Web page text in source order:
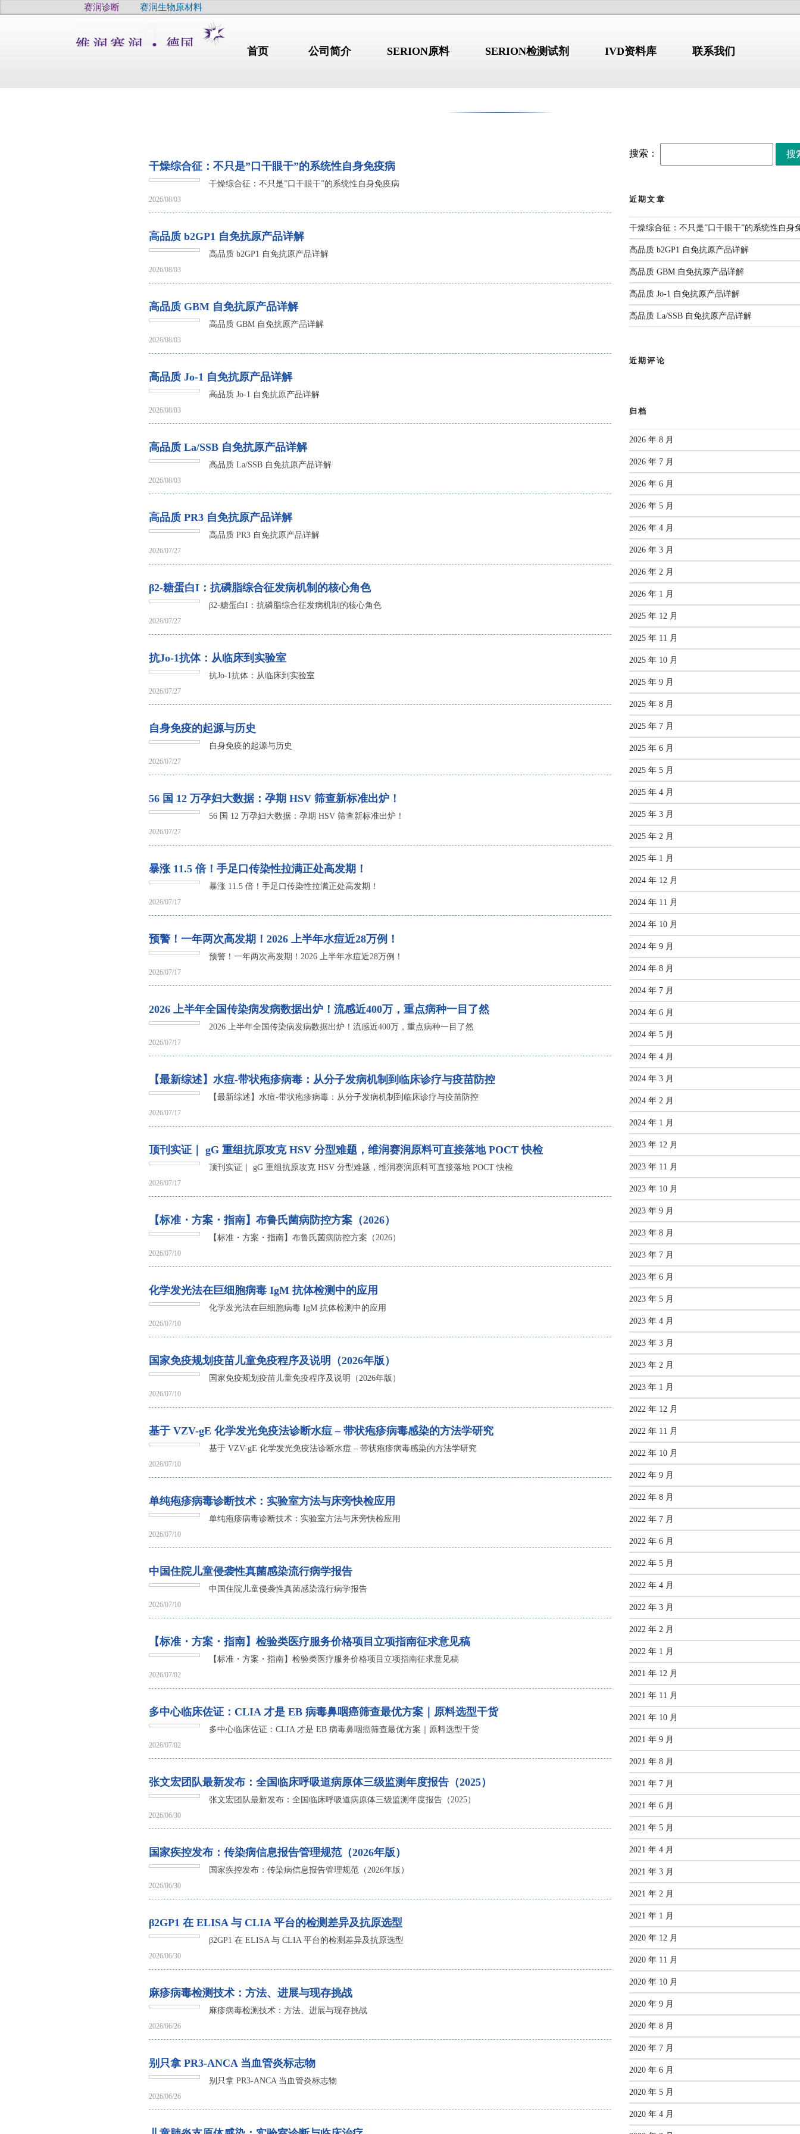
赛润诊断 赛润生物原材料
首页 公司简介
公司简介
始于1978年，
是全球著名的诊断原料生产商。总部设于德国维尔茨堡，拥有
DIN EN ISO 13485认证及P3生物安全实验室。四十余载匠心耕
耘，我们在天然抗原、重组抗原、人源化单抗等领域构建了丰富
SERION原料 SERION检测试剂 IVD资料库
高品质 GBM 自免抗原产品详解
高品质 Jo-1 自免抗原产品详解
/STANDARD
【标准・方案・指南】布
（2026）
【标准・方案・指南】检
验类医疗服务价格项目立
项指南征求意见稿
张文宏团队最新发布：全
国临床呼吸道病原体三级
监测年度报告（2025）
2026.06.30
国家疾控发布：传染病信息报告
管理规范（2026年版）
前沿综述：呼吸道病原体
感染与检测：现状、挑战
联系我们
干燥综合征：不只是”口干眼干”的系统性自身免疫病
干燥综合征：不只是”口干眼干”的系统性自身免疫病
2026/08/03
高品质 b2GP1 自免抗原产品详解
高品质 b2GP1 自免抗原产品详解
2026/08/03
高品质 GBM 自免抗原产品详解
高品质 GBM 自免抗原产品详解
2026/08/03
高品质 Jo-1 自免抗原产品详解
高品质 Jo-1 自免抗原产品详解
2026/08/03
高品质 La/SSB 自免抗原产品详解
高品质 La/SSB 自免抗原产品详解
2026/08/03
高品质 PR3 自免抗原产品详解
高品质 PR3 自免抗原产品详解
2026/07/27
β2-糖蛋白I：抗磷脂综合征发病机制的核心角色
β2-糖蛋白I：抗磷脂综合征发病机制的核心角色
2026/07/27
抗Jo-1抗体：从临床到实验室
抗Jo-1抗体：从临床到实验室
2026/07/27
自身免疫的起源与历史
自身免疫的起源与历史
2026/07/27
56 国 12 万孕妇大数据：孕期 HSV 筛查新标准出炉！
56 国 12 万孕妇大数据：孕期 HSV 筛查新标准出炉！
2026/07/27
暴涨 11.5 倍！手足口传染性拉满正处高发期！
暴涨 11.5 倍！手足口传染性拉满正处高发期！
2026/07/17
预警！一年两次高发期！2026 上半年水痘近28万例！
预警！一年两次高发期！2026 上半年水痘近28万例！
2026/07/17
2026 上半年全国传染病发病数据出炉！流感近400万，重点病种一目了然
2026 上半年全国传染病发病数据出炉！流感近400万，重点病种一目了然
2026/07/17
【最新综述】水痘-带状疱疹病毒：从分子发病机制到临床诊疗与疫苗防控
【最新综述】水痘-带状疱疹病毒：从分子发病机制到临床诊疗与疫苗防控
2026/07/17
顶刊实证｜ gG 重组抗原攻克 HSV 分型难题，维润赛润原料可直接落地 POCT 快检
顶刊实证｜ gG 重组抗原攻克 HSV 分型难题，维润赛润原料可直接落地 POCT 快检
2026/07/17
【标准・方案・指南】布鲁氏菌病防控方案（2026）
【标准・方案・指南】布鲁氏菌病防控方案（2026）
2026/07/10
化学发光法在巨细胞病毒 IgM 抗体检测中的应用
化学发光法在巨细胞病毒 IgM 抗体检测中的应用
2026/07/10
国家免疫规划疫苗儿童免疫程序及说明（2026年版）
国家免疫规划疫苗儿童免疫程序及说明（2026年版）
2026/07/10
基于 VZV-gE 化学发光免疫法诊断水痘 – 带状疱疹病毒感染的方法学研究
基于 VZV-gE 化学发光免疫法诊断水痘 – 带状疱疹病毒感染的方法学研究
2026/07/10
单纯疱疹病毒诊断技术：实验室方法与床旁快检应用
单纯疱疹病毒诊断技术：实验室方法与床旁快检应用
2026/07/10
中国住院儿童侵袭性真菌感染流行病学报告
中国住院儿童侵袭性真菌感染流行病学报告
2026/07/10
【标准・方案・指南】检验类医疗服务价格项目立项指南征求意见稿
【标准・方案・指南】检验类医疗服务价格项目立项指南征求意见稿
2026/07/02
多中心临床佐证：CLIA 才是 EB 病毒鼻咽癌筛查最优方案｜原料选型干货
多中心临床佐证：CLIA 才是 EB 病毒鼻咽癌筛查最优方案｜原料选型干货
2026/07/02
张文宏团队最新发布：全国临床呼吸道病原体三级监测年度报告（2025）
张文宏团队最新发布：全国临床呼吸道病原体三级监测年度报告（2025）
2026/06/30
国家疾控发布：传染病信息报告管理规范（2026年版）
国家疾控发布：传染病信息报告管理规范（2026年版）
2026/06/30
β2GP1 在 ELISA 与 CLIA 平台的检测差异及抗原选型
β2GP1 在 ELISA 与 CLIA 平台的检测差异及抗原选型
2026/06/30
麻疹病毒检测技术：方法、进展与现存挑战
麻疹病毒检测技术：方法、进展与现存挑战
2026/06/26
别只拿 PR3-ANCA 当血管炎标志物
别只拿 PR3-ANCA 当血管炎标志物
2026/06/26
搜索：
近期文章
干燥综合征：不只是”口干眼干”的系统性自身
高品质 b2GP1 自免抗原产品详解
高品质 GBM 自免抗原产品详解
高品质 Jo-1 自免抗原产品详解
高品质 La/SSB 自免抗原产品详解
近期评论
归档
2026 年 8 月
2026 年 7 月
2026 年 6 月
2026 年 5 月
2026 年 4 月
2026 年 3 月
2026 年 2 月
2026 年 1 月
2025 年 12 月
2025 年 11 月
2025 年 10 月
2025 年 9 月
2025 年 8 月
2025 年 7 月
2025 年 6 月
2025 年 5 月
2025 年 4 月
2025 年 3 月
2025 年 2 月
2025 年 1 月
2024 年 12 月
2024 年 11 月
2024 年 10 月
2024 年 9 月
2024 年 8 月
2024 年 7 月
2024 年 6 月
2024 年 5 月
2024 年 4 月
2024 年 3 月
2024 年 2 月
2024 年 1 月
2023 年 12 月
2023 年 11 月
2023 年 10 月
2023 年 9 月
2023 年 8 月
2023 年 7 月
2023 年 6 月
2023 年 5 月
2023 年 4 月
2023 年 3 月
2023 年 2 月
2023 年 1 月
2022 年 12 月
2022 年 11 月
2022 年 10 月
2022 年 9 月
2022 年 8 月
2022 年 7 月
2022 年 6 月
2022 年 5 月
2022 年 4 月
2022 年 3 月
2022 年 2 月
2022 年 1 月
2021 年 12 月
2021 年 11 月
2021 年 10 月
2021 年 9 月
2021 年 8 月
2021 年 7 月
2021 年 6 月
2021 年 5 月
2021 年 4 月
2021 年 3 月
2021 年 2 月
2021 年 1 月
2020 年 12 月
2020 年 11 月
2020 年 10 月
2020 年 9 月
2020 年 8 月
2020 年 7 月
2020 年 6 月
2020 年 5 月
2020 年 4 月